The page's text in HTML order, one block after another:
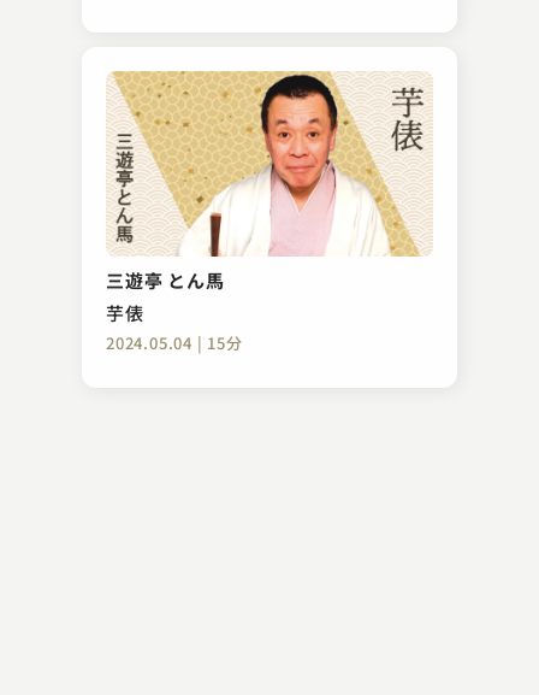
三遊亭 とん馬
芋俵
2024.05.04 | 15分
入船亭 扇橋
あくび指南
2023.06.05 | 16分